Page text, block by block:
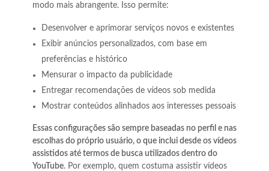
modo mais abrangente. Isso permite:
Desenvolver e aprimorar serviços novos e existentes
Exibir anúncios personalizados, com base em
preferências e histórico
Mensurar o impacto da publicidade
Entregar recomendações de vídeos sob medida
Mostrar conteúdos alinhados aos interesses pessoais
Essas configurações são sempre baseadas no perfil e nas
escolhas do próprio usuário, o que inclui desde os vídeos
assistidos até termos de busca utilizados dentro do
YouTube. Por exemplo, quem costuma assistir vídeos